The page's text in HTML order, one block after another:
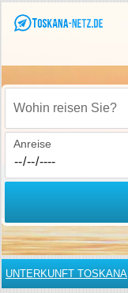
Wohin reisen Sie?
Anreise
UNTERKUNFT TOSKANA